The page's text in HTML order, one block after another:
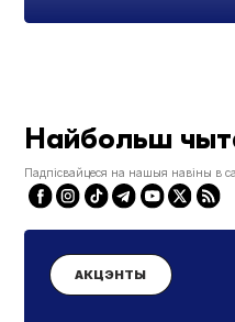
Найбольш
Падпісвайцеся на нашыя навіны в
АКЦЭНТЫ